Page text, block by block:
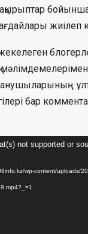
жиілеп
бар
not supported or
wp-content/uploads/